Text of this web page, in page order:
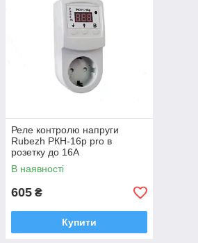
Реле контролю напруги
Rubezh РКН-16p pro в
розетку до 16А
В наявності
605 ₴
Купити